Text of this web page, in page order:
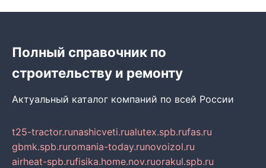
Полный справочник по
строительству и ремонту
Актуальный каталог компаний по всей России
t25-tractor.runashicveti.rualutex.spb.rufas.ru
gbmk.spb.ruromania-today.runovoizol.ru
airheat-spb.rufisika.home.nov.ruorakul.spb.ru